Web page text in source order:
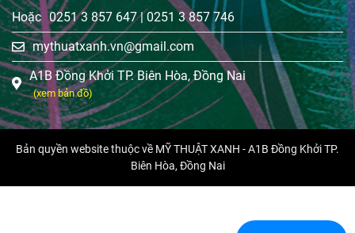
Hoặc 0251 3 857 647|0251 3 857 746
mythuatxanh.vn@gmail.com
A1B Đồng Khởi TP. Biên Hòa, Đồng Nai
(xem bản đồ)
Bản quyền website thuộc về MỸ THUẬT XANH - A1B Đồng Khởi TP.
Biên Hòa, Đồng Nai